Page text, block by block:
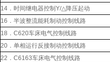
14．时间继电器控制Y/△降压起动
16．半波整流能耗制动控制线路
18．C620车床电气控制线路
20．单相运行反接制动控制线路
22．C6163车床电气控制线路